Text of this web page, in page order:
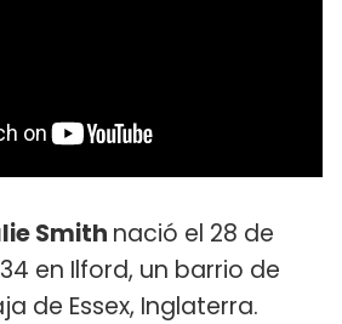
Smith nació el 28 de
en Ilford, un barrio de
de Essex, Inglaterra.